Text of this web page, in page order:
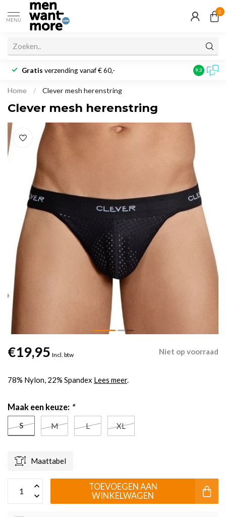
MENU
0
Gratis verzending vanaf € 60,- 9.3
Home / Clever mesh herenstring
Clever mesh herenstring
€19,95 Incl. btw Niet op voorraad
78% Nylon, 22% Spandex Lees meer.
Maak een keuze: *
S M L XL
Maattabel
TOEVOEGEN AAN
WINKELWAGEN